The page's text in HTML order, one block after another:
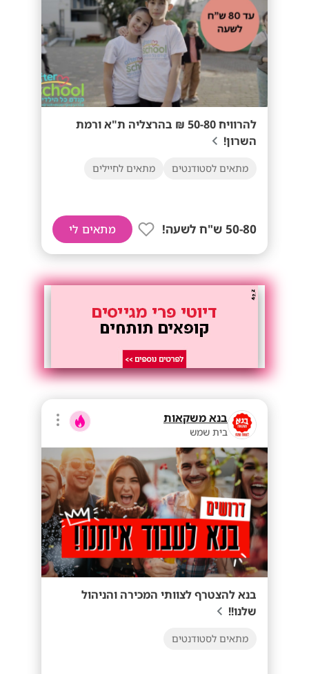
להרוויח 50-80 ₪ בהרצליה ת"א ורמת
השרון!
מתאים לסטודנטים מתאים לחיילים
50-80 ש"ח לשעה! מתאים לי
בנא משקאות
בית שמש
בנא להצטרף לצוותי המכירה והניהול
שלנו!!
מתאים לסטודנטים